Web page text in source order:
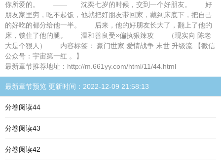
你所爱的。 —— 沈奕七岁的时候，交到一个好朋友。 好
朋友家里穷，吃不起饭，他就把好朋友带回家，藏到床底下，把自己
的好吃的都分给他一半。 后来，他的好朋友长大了，翻上了他的
床，锁住了他的腿。 温和善良受×偏执狠辣攻 （现实向 陈老
大是个狠人） 内容标签： 豪门世家 爱情战争 末世 升级流 【微信
公众号：宇宙第一红 。】
最新章节推荐地址：http://m.661yy.com/html/11/44.html
最新章节预览 更新时间：2022-12-09 21:58:13
分卷阅读44
分卷阅读43
分卷阅读42